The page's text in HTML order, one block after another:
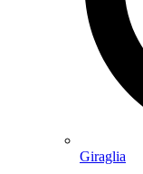
Giraglia